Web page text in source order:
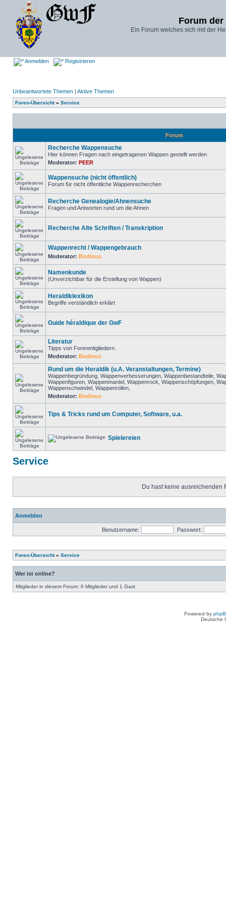
Forum
Ein Forum welches sich mit der
Anmelden Registrieren
Unbeantwortete Themen | Aktive Themen
Foren-Übersicht» Service
Forum
Recherche Wappensuche
Hier können Fragen nach eingetragenen Wappen gestellt werden
Moderator: PEER
Wappensuche (nicht öffentlich)
Forum für nicht öffentliche Wappenrecherchen
Recherche Genealogie/Ahnensuche
Fragen und Antworten rund um die Ahnen
Recherche Alte Schriften / Transkription
Wappenrecht / Wappengebrauch
Moderator: Bodinus
Namenkunde
(Unverzichtbar für die Erstellung von Wappen)
Heraldiklexikon
Begriffe verständlich erklärt
Guide héraldique der GwF
Literatur
Tipps von Forenmitgliedern.
Moderator: Bodinus
Rund um die Heraldik (u.A. Veranstaltungen, Termine)
Wappenbegründung, Wappenverbesserungen, Wappenbestandteile,
Wappenfiguren, Wappenmantel, Wappenrock, Wappenschöpfungen,
Wappenschwindel, Wappenrollen,
Moderator: Bodinus
Tips & Tricks rund um Computer, Software, u.a.
Spielereien
Service
Du hast keine ausreichenden
Anmelden
Benutzername: Passwort:
Foren-Übersicht» Service
Wer ist online?
Mitglieder in diesem Forum: 0 Mitglieder und 1 Gast
Powered by
Deutsche